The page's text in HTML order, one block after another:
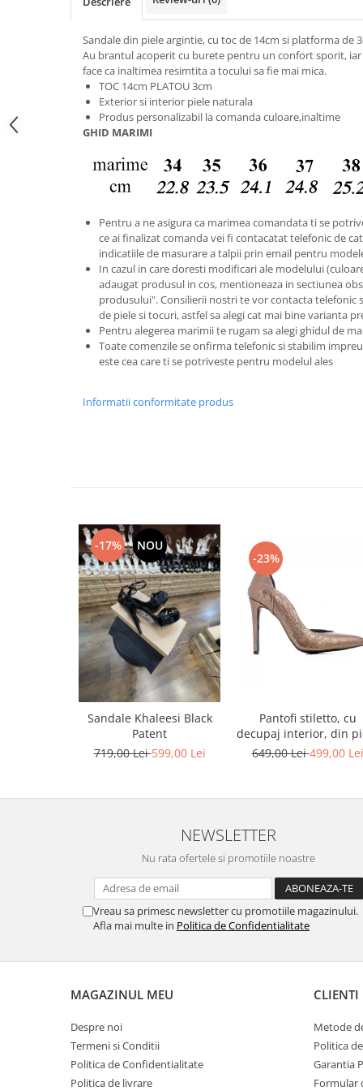
Sandale din piele argintie, cu toc de 14cm si platforma de
Au brantul acoperit cu burete pentru un confort sporit,
face ca inaltimea resimtita a tocului sa fie mai mica.
TOC 14cm PLATOU 3cm
Exterior si interior piele naturala
Produs personalizabil la comanda culoare,inaltime
GHID MARIMI
Pentru a ne asigura ca marimea comandata ti se
ce ai finalizat comanda vei fi contacatat telefonic de
indicatiile de masurare a talpii prin email pentru
In cazul in care doresti modificari ale modelului
adaugat produsul in cos, mentioneaza in sectiunea
produsului". Consilierii nostri te vor contacta telefonic
de piele si tocuri, astfel sa alegi cat mai bine varianta
Pentru alegerea marimii te rugam sa alegi ghidul de
Toate comenzile se onfirma telefonic si stabilim
este cea care ti se potriveste pentru modelul ales
Informatii conformitate produs
-17% NOU
Sandale Khaleesi Black
Patent
719,00 Lei599,00 Lei
-23%
Pantofi stiletto, cu
decupaj interior, din
bronz
649,00 Lei499,00 Lei
NEWSLETTER
Nu rata ofertele si promotiile noastre
Vreau sa primesc newsletter cu promotiile magazinului.
Afla mai multe in Politica de Confidentialitate
MAGAZINUL MEU
Despre noi
Termeni si Conditii
Politica de Confidentialitate
Politica de livrare
CLIENTI
Metode
Politica
Garantia
Formular